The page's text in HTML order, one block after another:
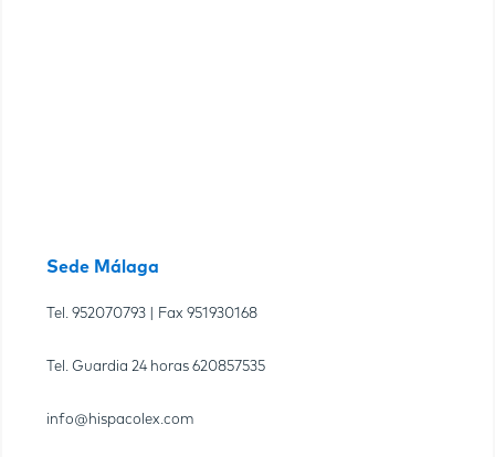
Sede Málaga
Tel. 952070793 | Fax 951930168
Tel. Guardia 24 horas 620857535
info@hispacolex.com